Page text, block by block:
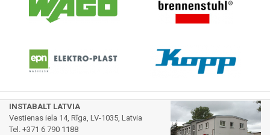
INSTABALT LATVIA
Vestienas iela 14, Rīga, LV-1035, Latvia
Tel. +371 6 790 1188